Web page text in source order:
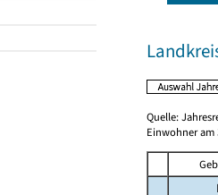
Quelle:
Einwohner am